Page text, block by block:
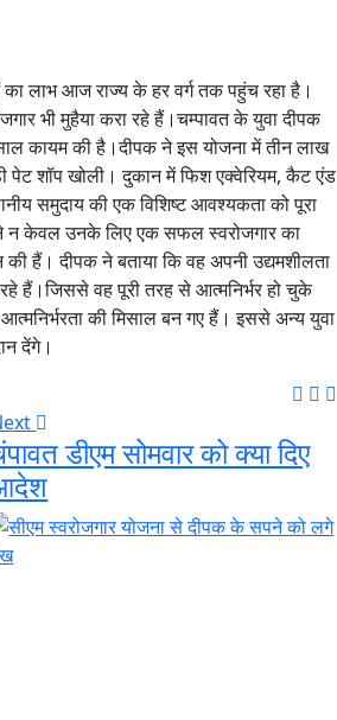
लाभ आज राज्य के हर वर्ग तक पहुंच रहा है।
भी मुहैया करा रहे हैं।चम्पावत के युवा दीपक
कायम की है।दीपक ने इस योजना में तीन लाख
पेट शॉप खोली। दुकान में फिश एक्वेरियम, कैट एंड
समुदाय की एक विशिष्ट आवश्यकता को पूरा
न केवल उनके लिए एक सफल स्वरोजगार का
हैं। दीपक ने बताया कि वह अपनी उद्यमशीलता
हैं।जिससे वह पूरी तरह से आत्मनिर्भर हो चुके
की मिसाल बन गए हैं। इससे अन्य युवा
देंगे।
डीएम सोमवार को क्या दिए